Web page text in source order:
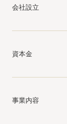
会社設立
資本金
事業内容